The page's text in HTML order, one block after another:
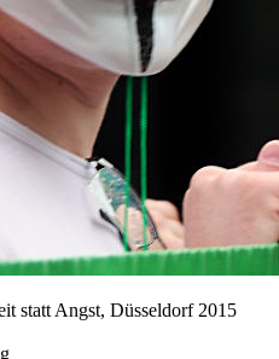
statt Angst, Düsseldorf 2015